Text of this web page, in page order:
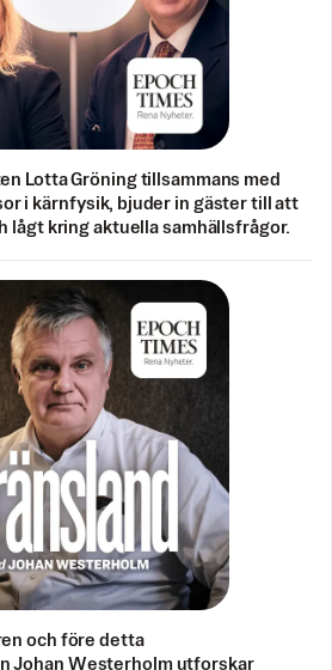
Lotta Gröning tillsammans med
i kärnfysik, bjuder in gäster till att
lågt kring aktuella samhällsfrågor.
och före detta
Johan Westerholm utforskar